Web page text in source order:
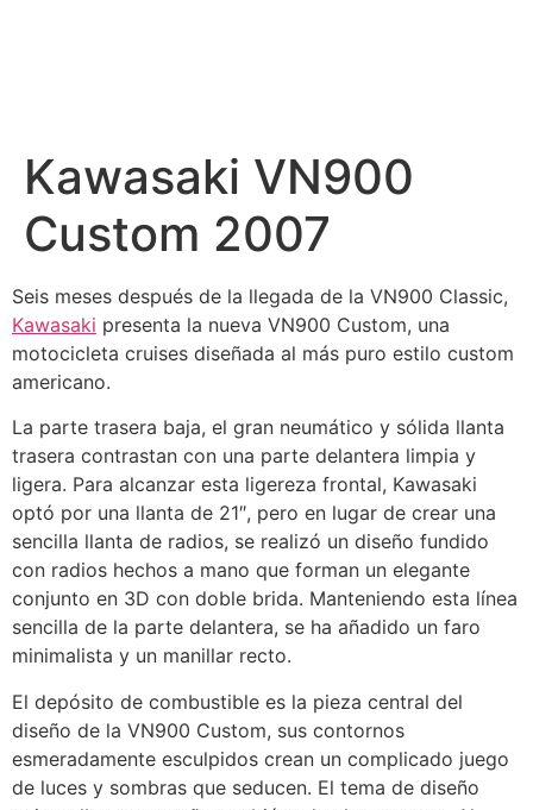
Kawasaki VN900
Custom 2007
Seis meses después de la llegada de la VN900 Classic,
Kawasaki presenta la nueva VN900 Custom, una
motocicleta cruises diseñada al más puro estilo custom
americano.
La parte trasera baja, el gran neumático y sólida llanta
trasera contrastan con una parte delantera limpia y
ligera. Para alcanzar esta ligereza frontal, Kawasaki
optó por una llanta de 21″, pero en lugar de crear una
sencilla llanta de radios, se realizó un diseño fundido
con radios hechos a mano que forman un elegante
conjunto en 3D con doble brida. Manteniendo esta línea
sencilla de la parte delantera, se ha añadido un faro
minimalista y un manillar recto.
El depósito de combustible es la pieza central del
diseño de la VN900 Custom, sus contornos
esmeradamente esculpidos crean un complicado juego
de luces y sombras que seducen. El tema de diseño